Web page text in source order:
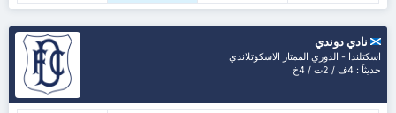
نادي دوندي
اسكتلندا - الدوري الممتاز الاسكوتلاندي
حديثاً : 4ف / 2ت / 4خ